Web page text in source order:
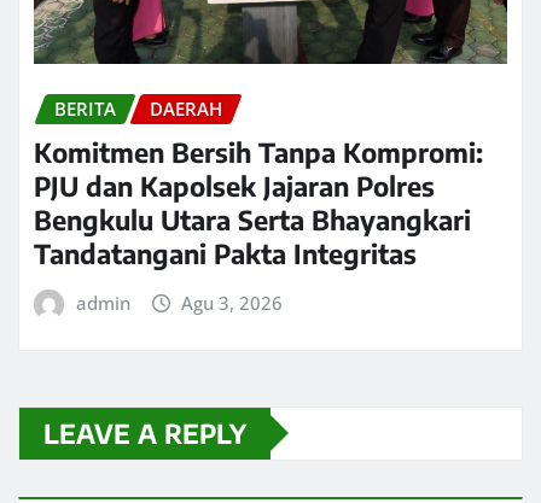
BERITA DAERAH
Komitmen Bersih Tanpa Kompromi:
PJU dan Kapolsek Jajaran Polres
Bengkulu Utara Serta Bhayangkari
Tandatangani Pakta Integritas
admin Agu 3, 2026
LEAVE A REPLY